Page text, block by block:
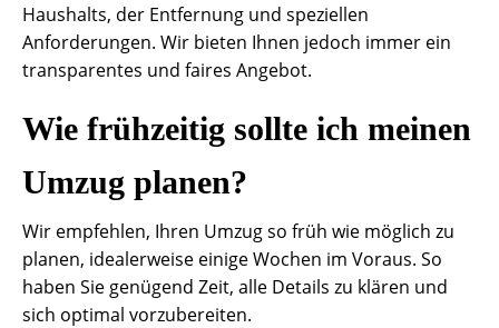
Haushalts, der Entfernung und speziellen
Anforderungen. Wir bieten Ihnen jedoch immer ein
transparentes und faires Angebot.
Wie frühzeitig sollte ich meinen
Umzug planen?
Wir empfehlen, Ihren Umzug so früh wie möglich zu
planen, idealerweise einige Wochen im Voraus. So
haben Sie genügend Zeit, alle Details zu klären und
sich optimal vorzubereiten.